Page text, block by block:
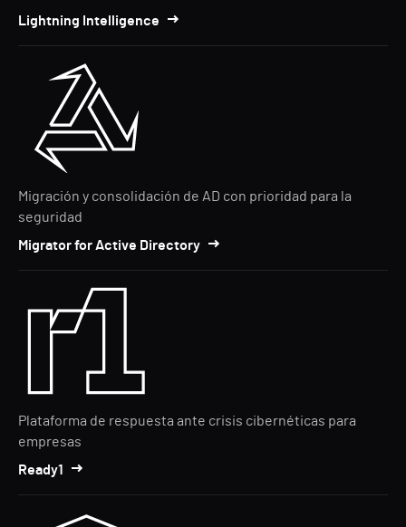
Lightning Intelligence
Migración y consolidación de AD con prioridad para la
seguridad
Migrator for Active Directory
Plataforma de respuesta ante crisis cibernéticas para
empresas
Ready1